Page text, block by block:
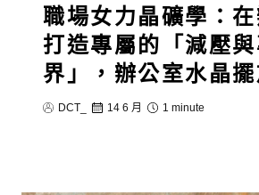
職場女力晶礦學：
打造專屬的「減壓
界」，辦公室水晶
DCT_ 14 6 月 1 minute